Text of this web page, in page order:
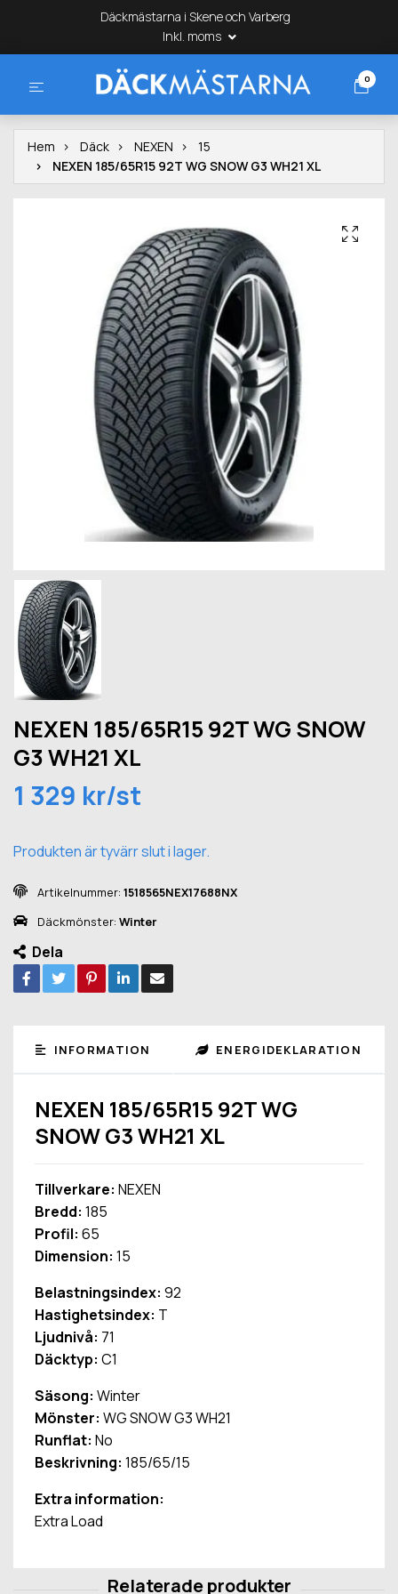
Däckmästarna i Skene och Varberg
Inkl. moms
0
Hem Däck NEXEN
15
NEXEN 185/65R15 92T WG SNOW G3 WH21 XL
NEXEN 185/65R15 92T WG SNOW
G3 WH21 XL
1 329 kr/st
Produkten är tyvärr slut i lager.
Artikelnummer: 1518565NEX17688NX
Däckmönster: Winter
Dela
INFORMATION ENERGIDEKLARATION
NEXEN 185/65R15 92T WG
SNOW G3 WH21 XL
Tillverkare: NEXEN
Bredd: 185
Profil: 65
Dimension: 15
Belastningsindex: 92
Hastighetsindex: T
Ljudnivå: 71
Däcktyp: C1
Säsong: Winter
Mönster: WG SNOW G3 WH21
Runflat: No
Beskrivning: 185/65/15
Extra information:
Extra Load